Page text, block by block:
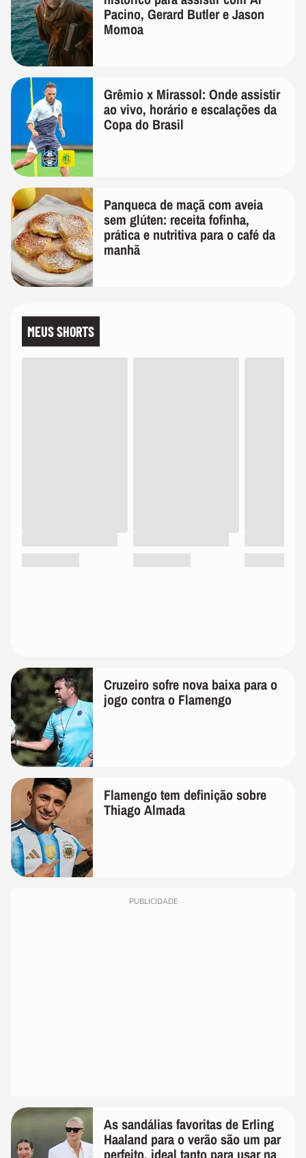
Pacino, Gerard Butler e Jason
Momoa
Grêmio x Mirassol: Onde assistir
ao vivo, horário e escalações da
Copa do Brasil
Panqueca de maçã com aveia
sem glúten: receita fofinha,
prática e nutritiva para o café da
manhã
MEUS SHORTS
Cruzeiro sofre nova baixa para o
jogo contra o Flamengo
Flamengo tem definição sobre
Thiago Almada
PUBLICIDADE
As sandálias favoritas de Erling
Haaland para o verão são um par